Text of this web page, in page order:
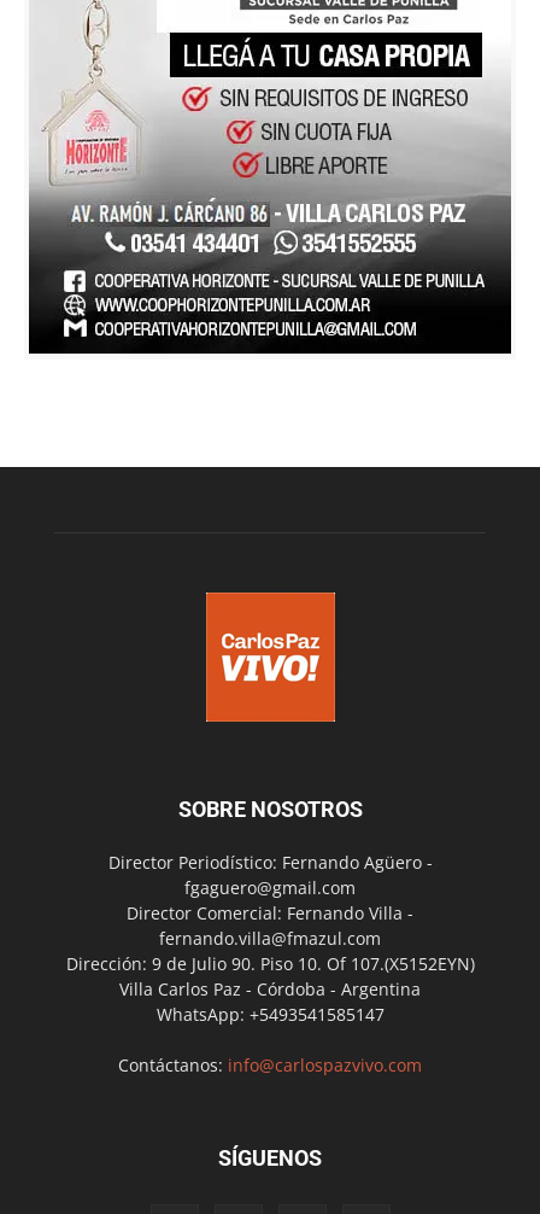
SOBRE NOSOTROS
Director Periodístico: Fernando Agüero -
fgaguero@gmail.com
Director Comercial: Fernando Villa -
fernando.villa@fmazul.com
Dirección: 9 de Julio 90. Piso 10. Of 107.(X5152EYN)
Villa Carlos Paz - Córdoba - Argentina
WhatsApp: +5493541585147
Contáctanos: info@carlospazvivo.com
SÍGUENOS